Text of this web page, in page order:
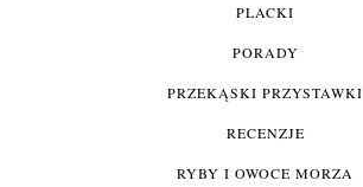
PLACKI
PORADY
PRZEKĄSKI PRZYSTAWKI
RECENZJE
RYBY I OWOCE MORZA